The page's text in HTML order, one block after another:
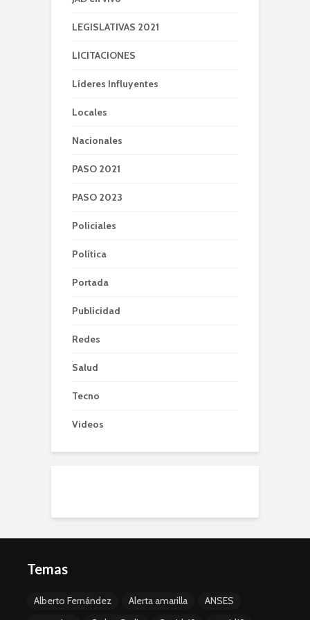
LEGISLATIVAS 2021
LICITACIONES
Líderes Influyentes
Locales
Nacionales
PASO 2021
PASO 2023
Policiales
Política
Portada
Publicidad
Redes
Salud
Tecno
Videos
Temas
Alberto Fernández Alerta amarilla
ANSES